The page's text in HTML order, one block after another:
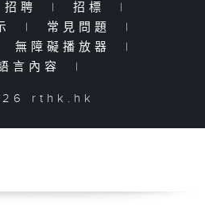
招聘 | 招標
|
| 常見問題
|
無障礙播放器
|
言內容
|
rthk.hk